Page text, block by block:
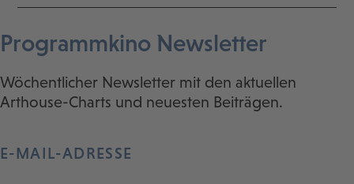
Programmkino Newsletter
Wöchentlicher Newsletter mit den aktuellen
Arthouse-Charts und neuesten Beiträgen.
E-MAIL-ADRESSE